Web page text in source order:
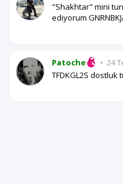
"Shakhtar" mini
ediyorum
Patoche • 24
TFDKGL2S dostluk